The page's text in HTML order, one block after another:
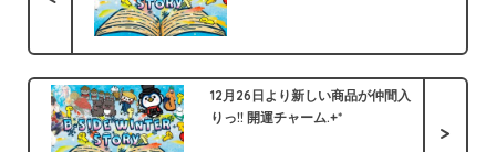
12月26日より新しい商品が仲間入
りっ!! 開運チャーム.+*
>